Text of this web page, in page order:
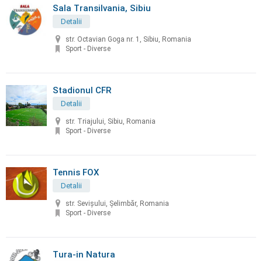
Sala Transilvania, Sibiu
Detalii
str. Octavian Goga nr. 1, Sibiu, Romania
Sport - Diverse
Stadionul CFR
Detalii
str. Triajului, Sibiu, Romania
Sport - Diverse
Tennis FOX
Detalii
str. Sevișului, Șelimbăr, Romania
Sport - Diverse
Tura-in Natura